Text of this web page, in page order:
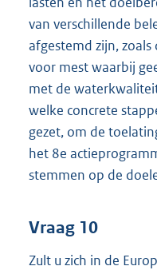
van verschillende
afgestemd zijn,
voor mest waarbij
met de
welke concrete
gezet, om de
het 8e
stemmen op de
Vraag 10
Zult u zich in de